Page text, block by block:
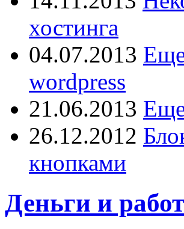
хостинга
04.07.2013
wordpress
21.06.2013
26.12.2012
кнопками
Деньги и